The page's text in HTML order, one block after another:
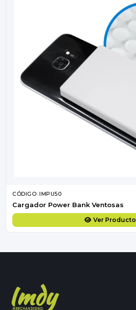
CÓDIGO: IMPU50
Cargador Power Bank Ventosas
Ver Producto